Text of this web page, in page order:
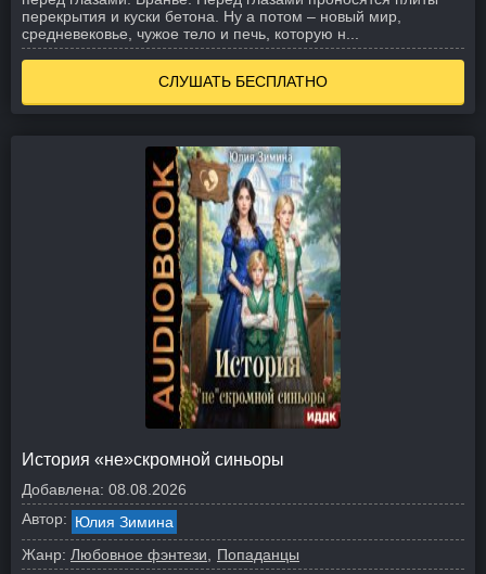
перекрытия и куски бетона. Ну а потом – новый мир,
средневековье, чужое тело и печь, которую н...
СЛУШАТЬ БЕСПЛАТНО
История «не»скромной синьоры
Добавлена: 08.08.2026
Автор: Юлия Зимина
Жанр: Любовное фэнтези
Попаданцы